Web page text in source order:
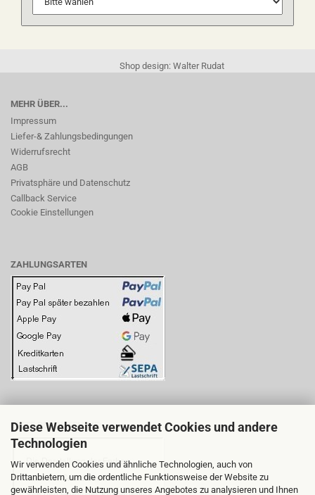
Diese Webseite verwendet Cookies und andere
Technologien
Wir verwenden Cookies und ähnliche Technologien, auch von
Drittanbietern, um die ordentliche Funktionsweise der Website zu
gewährleisten, die Nutzung unseres Angebotes zu analysieren und Ihnen
Shop design: Walter Rudat
MEHR ÜBER...
Impressum
Liefer-& Zahlungsbedingungen
Widerrufsrecht
AGB
Privatsphäre und Datenschutz
Callback Service
Cookie Einstellungen
ZAHLUNGSARTEN
BITTE BEACHTEN SIE: